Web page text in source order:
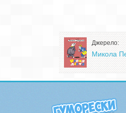
Джерело:
Микола